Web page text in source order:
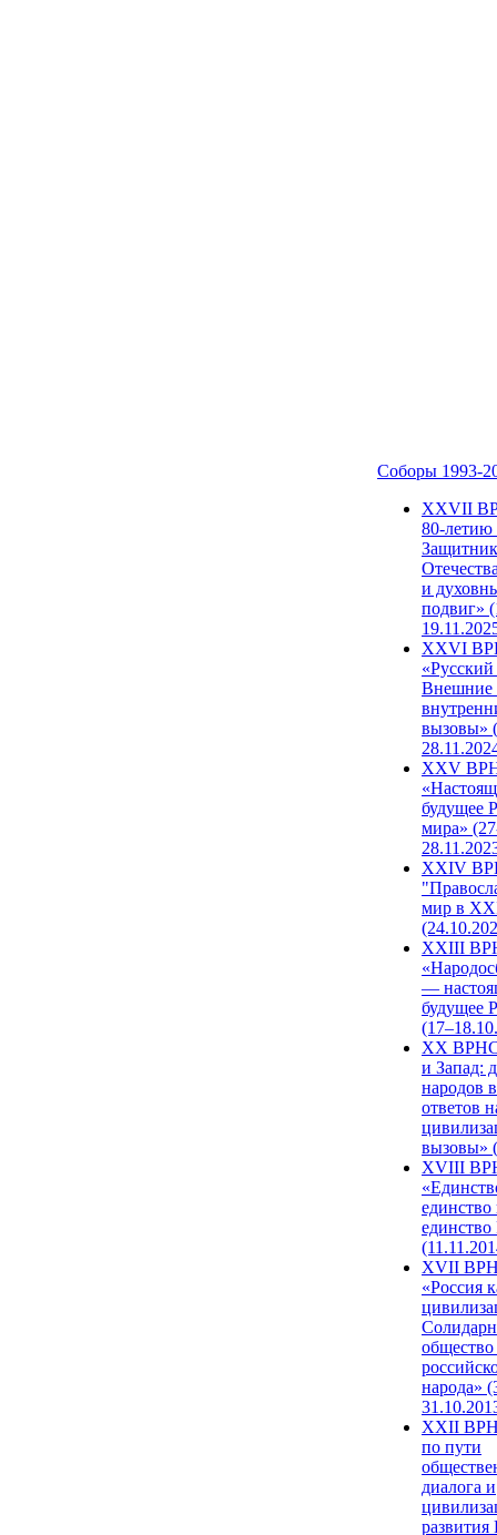
Соборы 1993-
ХХVII
80-
и
подвиг»
XXVI
Внешние
вызовы»
XXV
будущее
мира»
XXIV
мир в
XXIII
—
будущее
XX ВРНС
и Запад:
народов
ответов
вызовы»
XVIII
единство
единство
XVII
«Россия
народа»
XXII
по пути
диалога и
развития